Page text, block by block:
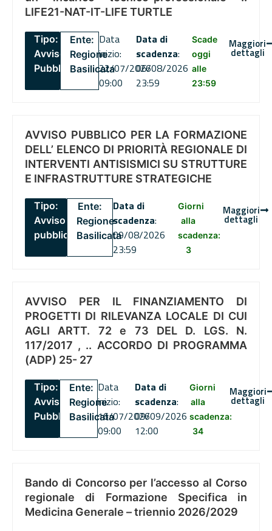
LIFE21-NAT-IT-LIFE TURTLE
Tipo:
Avviso
Pubblico
Ente:
Regione
Basilicata
Data
inizio:
22/07/2026
09:00
Data di
scadenza:
06/08/2026
23:59
Scade
oggi
alle
23:59
Maggiori
dettagli
AVVISO PUBBLICO PER LA FORMAZIONE
DELL’ ELENCO DI PRIORITÀ REGIONALE DI
INTERVENTI ANTISISMICI SU STRUTTURE
E INFRASTRUTTURE STRATEGICHE
Tipo:
Avviso
pubblico
Ente:
Regione
Basilicata
Data di
scadenza:
09/08/2026
23:59
Giorni
alla
scadenza:
3
Maggiori
dettagli
AVVISO PER IL FINANZIAMENTO DI
PROGETTI DI RILEVANZA LOCALE DI CUI
AGLI ARTT. 72 e 73 DEL D. LGS. N.
117/2017 , .. ACCORDO DI PROGRAMMA
(ADP) 25- 27
Tipo:
Avviso
Pubblico
Ente:
Regione
Basilicata
Data
inizio:
16/07/2026
09:00
Data di
scadenza:
09/09/2026
12:00
Giorni
alla
scadenza:
34
Maggiori
dettagli
Bando di Concorso per l’accesso al Corso
regionale di Formazione Specifica in
Medicina Generale – triennio 2026/2029